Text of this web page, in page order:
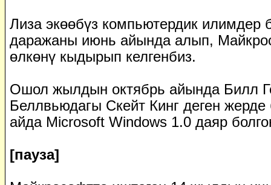
Лиза экөөбүз компьютердик илимдер
даражаны июнь айында алып,
өлкөнү кыдырып келгенбиз.
Ошол жылдын октябрь айында Билл
Беллвьюдагы Скейт Кинг деген жерде
айда Microsoft Windows 1.0 даяр
[пауза]